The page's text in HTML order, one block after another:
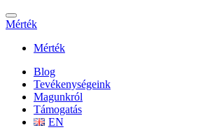
Mérték
Mérték
Blog
Tevékenységeink
Magunkról
Támogatás
EN